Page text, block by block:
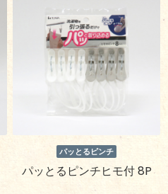
パッとるピンチ
パッとるピンチヒモ付 8P